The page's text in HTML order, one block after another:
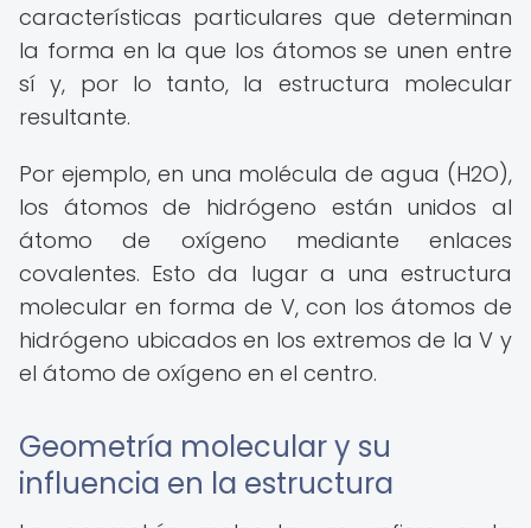
características particulares que determinan
la forma en la que los átomos se unen entre
sí y, por lo tanto, la estructura molecular
resultante.
Por ejemplo, en una molécula de agua (H2O),
los átomos de hidrógeno están unidos al
átomo de oxígeno mediante enlaces
covalentes. Esto da lugar a una estructura
molecular en forma de V, con los átomos de
hidrógeno ubicados en los extremos de la V y
el átomo de oxígeno en el centro.
Geometría molecular y su
influencia en la estructura